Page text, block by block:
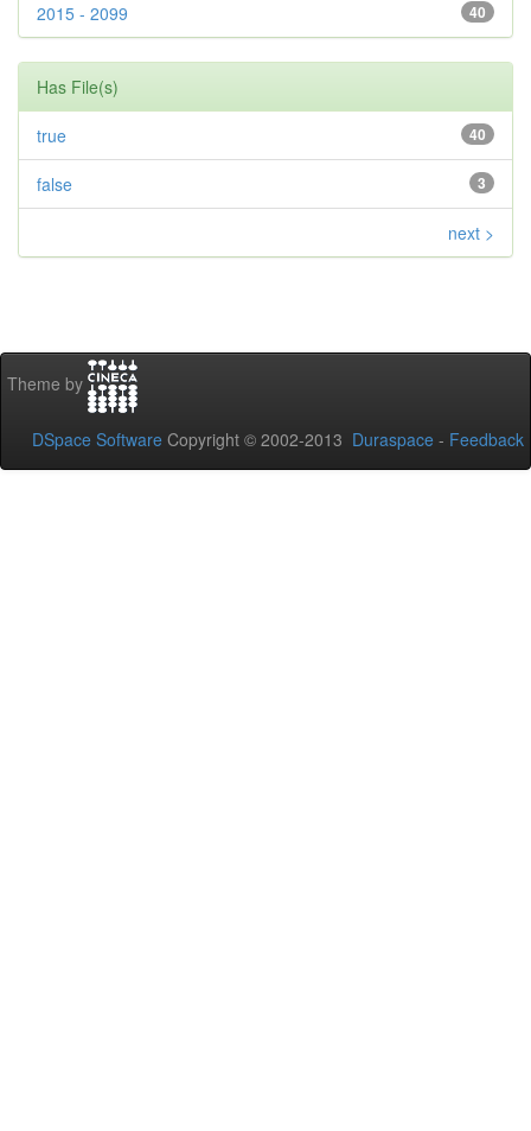
40
2015 - 2099
Has File(s)
40
true
3
false
next >
Theme by
DSpace Software Copyright © 2002-2013 Duraspace - Feedback